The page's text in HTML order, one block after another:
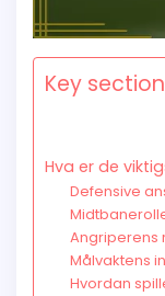
Key
Hva er de
Defensive
Angriperens
Målvaktens
Hvordan